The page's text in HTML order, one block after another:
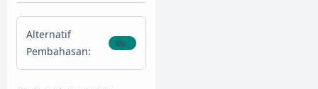
Alternatif
Pembahasan: